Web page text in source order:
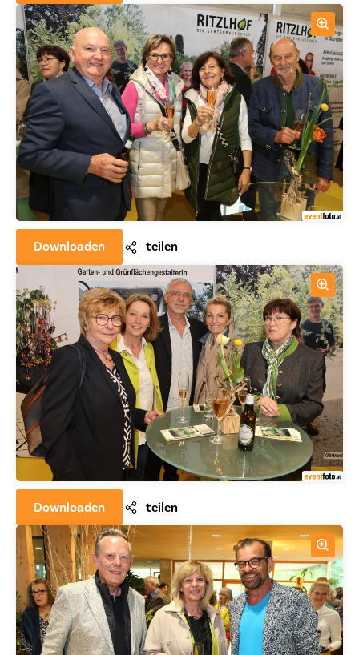
Downloaden teilen
Downloaden teilen